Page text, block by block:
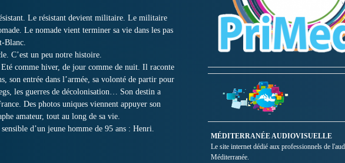
Le résistant devient militaire. Le militaire
Le nomade vient terminer sa vie dans les pas
Blanc.
C’est un peu notre histoire.
comme hiver, de jour comme de nuit. Il raconte
son entrée dans l’armée, sa volonté de partir pour
les guerres de décolonisation… Son destin a
Des photos uniques viennent appuyer son
amateur, tout au long de sa vie.
d’un jeune homme de 95 ans : Henri.
MÉDITERRANÉE AUDIOVISUELLE
Le site internet dédié aux professionnels de
Méditerranée.